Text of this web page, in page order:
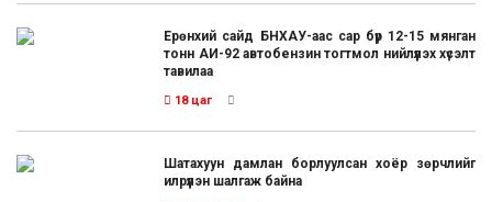
Ерөнхий сайд БНХАУ-аас сар бүр 12-15 мянган
тонн АИ-92 автобензин тогтмол нийлүүлэх хүсэлт
тавилаа
18 цаг
Шатахуун дамлан борлуулсан хоёр зөрчлийг
илрүүлэн шалгаж байна